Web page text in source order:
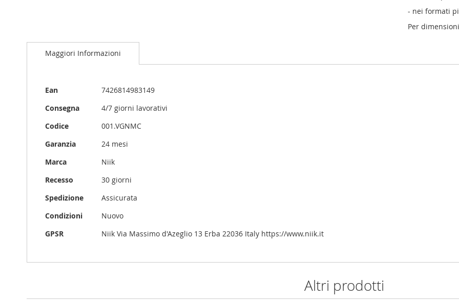
- nei formati
Per
Maggiori Informazioni
Maggiori
Ean
7426814983149
Consegna
4/7 giorni lavorativi
Codice
001.VGNMC
Garanzia
24 mesi
Marca
Niik
Recesso
30 giorni
Spedizione
Assicurata
Condizioni
Nuovo
GPSR
Niik Via Massimo d'Azeglio 13 Erba 22036 Italy https://www.niik.it
Altri prodotti